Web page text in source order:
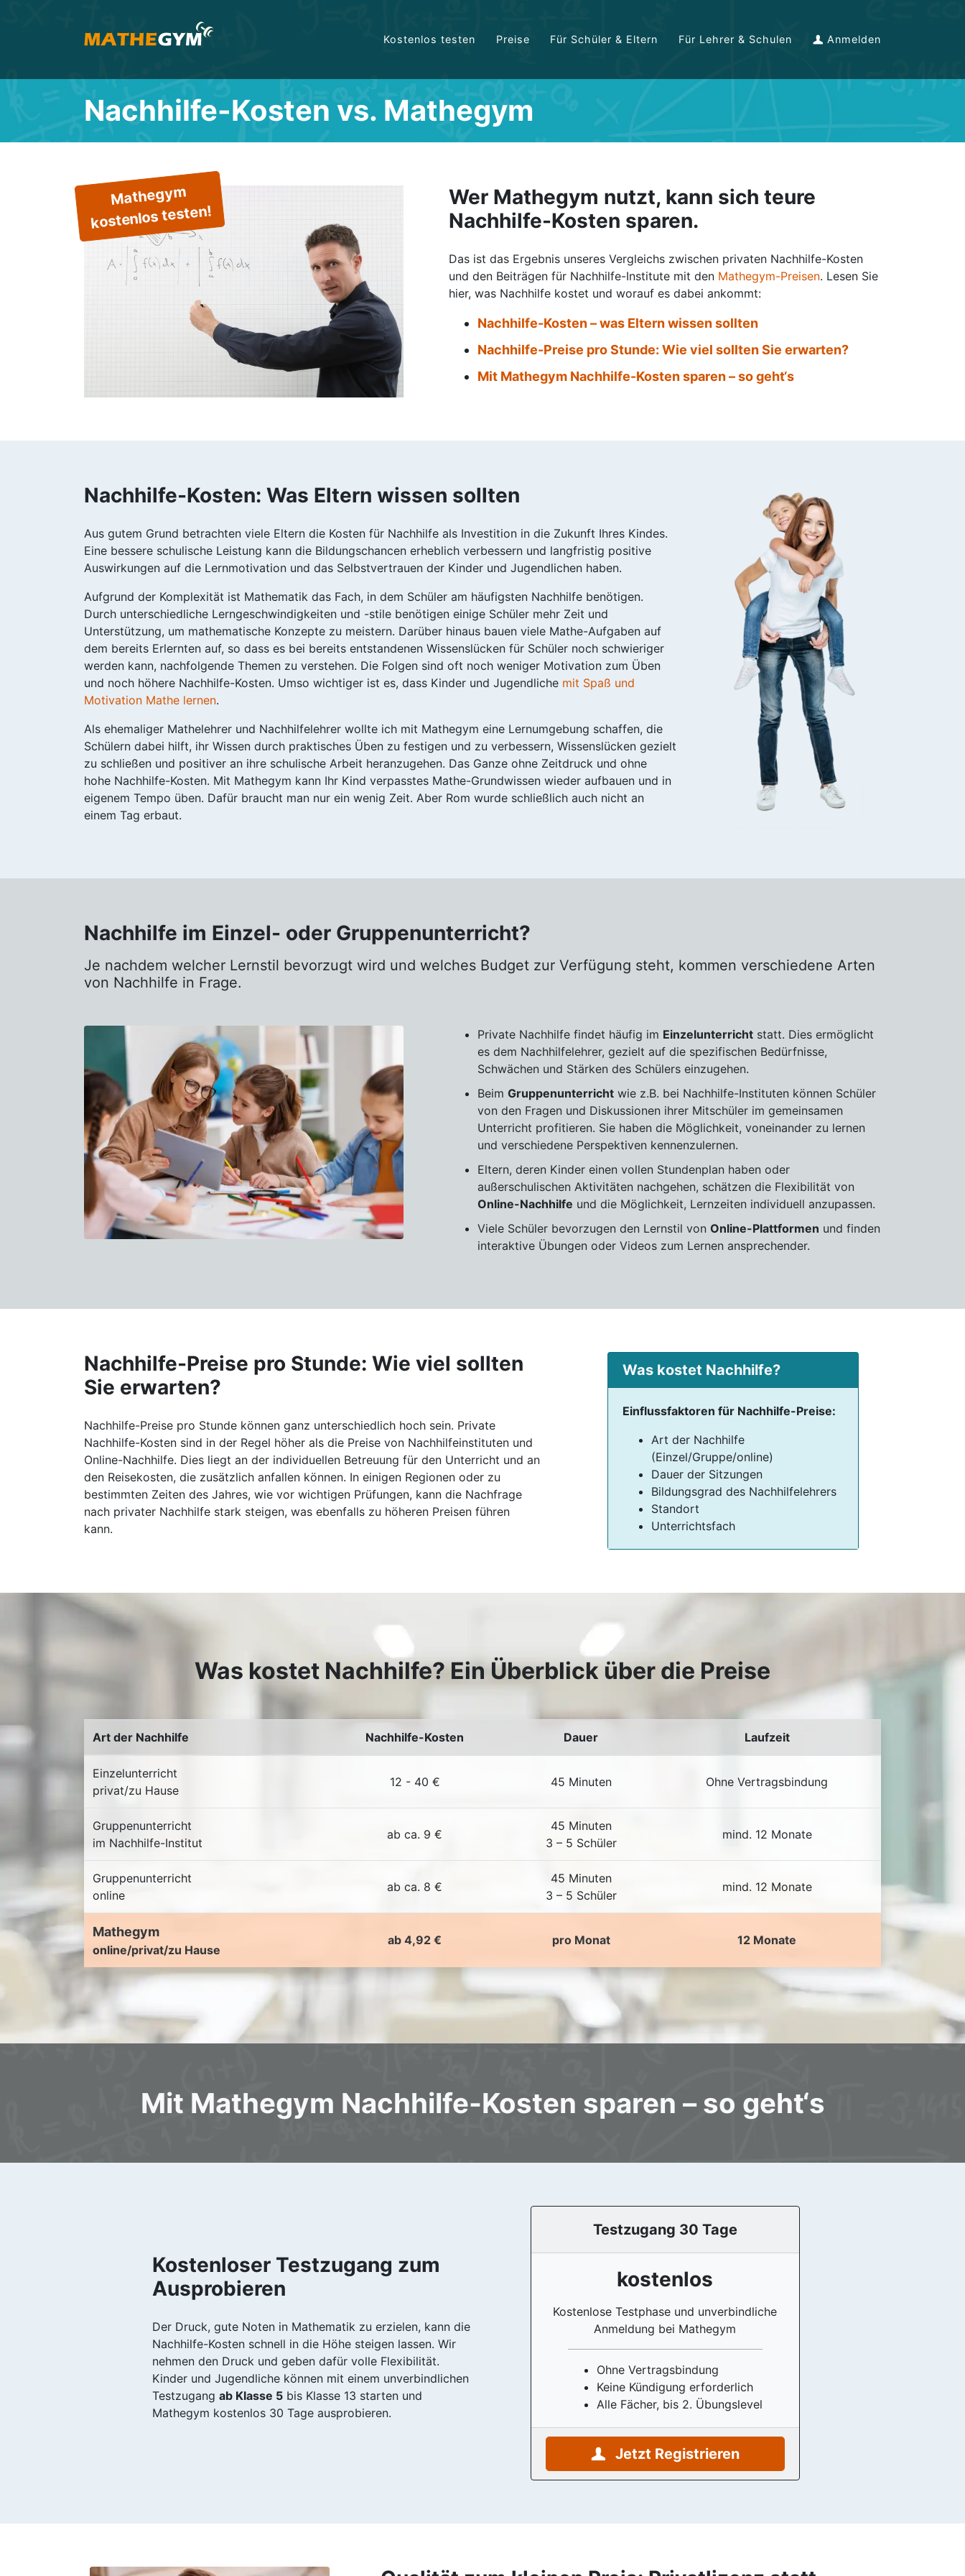
Kostenlos testen Preise Für Schüler & Eltern Für Lehrer & Schulen Anmelden
Nachhilfe-Kosten vs. Mathegym
Mathegym
kostenlos testen!
Wer Mathegym nutzt, kann sich teure
Nachhilfe-Kosten sparen.
Das ist das Ergebnis unseres Vergleichs zwischen privaten Nachhilfe-Kosten
und den Beiträgen für Nachhilfe-Institute mit den Mathegym-Preisen. Lesen Sie
hier, was Nachhilfe kostet und worauf es dabei ankommt:
Nachhilfe-Kosten – was Eltern wissen sollten
Nachhilfe-Preise pro Stunde: Wie viel sollten Sie erwarten?
Mit Mathegym Nachhilfe-Kosten sparen – so geht‘s
Nachhilfe-Kosten: Was Eltern wissen sollten
Aus gutem Grund betrachten viele Eltern die Kosten für Nachhilfe als Investition in die Zukunft Ihres Kindes.
Eine bessere schulische Leistung kann die Bildungschancen erheblich verbessern und langfristig positive
Auswirkungen auf die Lernmotivation und das Selbstvertrauen der Kinder und Jugendlichen haben.
Aufgrund der Komplexität ist Mathematik das Fach, in dem Schüler am häufigsten Nachhilfe benötigen.
Durch unterschiedliche Lerngeschwindigkeiten und -stile benötigen einige Schüler mehr Zeit und
Unterstützung, um mathematische Konzepte zu meistern. Darüber hinaus bauen viele Mathe-Aufgaben auf
dem bereits Erlernten auf, so dass es bei bereits entstandenen Wissenslücken für Schüler noch schwieriger
werden kann, nachfolgende Themen zu verstehen. Die Folgen sind oft noch weniger Motivation zum Üben
und noch höhere Nachhilfe-Kosten. Umso wichtiger ist es, dass Kinder und Jugendliche mit Spaß und
Motivation Mathe lernen.
Als ehemaliger Mathelehrer und Nachhilfelehrer wollte ich mit Mathegym eine Lernumgebung schaffen, die
Schülern dabei hilft, ihr Wissen durch praktisches Üben zu festigen und zu verbessern, Wissenslücken gezielt
zu schließen und positiver an ihre schulische Arbeit heranzugehen. Das Ganze ohne Zeitdruck und ohne
hohe Nachhilfe-Kosten. Mit Mathegym kann Ihr Kind verpasstes Mathe-Grundwissen wieder aufbauen und in
eigenem Tempo üben. Dafür braucht man nur ein wenig Zeit. Aber Rom wurde schließlich auch nicht an
einem Tag erbaut.
Nachhilfe im Einzel- oder Gruppenunterricht?
Je nachdem welcher Lernstil bevorzugt wird und welches Budget zur Verfügung steht, kommen verschiedene Arten
von Nachhilfe in Frage.
Private Nachhilfe findet häufig im Einzelunterricht statt. Dies ermöglicht
es dem Nachhilfelehrer, gezielt auf die spezifischen Bedürfnisse,
Schwächen und Stärken des Schülers einzugehen.
Beim Gruppenunterricht wie z.B. bei Nachhilfe-Instituten können Schüler
von den Fragen und Diskussionen ihrer Mitschüler im gemeinsamen
Unterricht profitieren. Sie haben die Möglichkeit, voneinander zu lernen
und verschiedene Perspektiven kennenzulernen.
Eltern, deren Kinder einen vollen Stundenplan haben oder
außerschulischen Aktivitäten nachgehen, schätzen die Flexibilität von
Online-Nachhilfe und die Möglichkeit, Lernzeiten individuell anzupassen.
Viele Schüler bevorzugen den Lernstil von Online-Plattformen und finden
interaktive Übungen oder Videos zum Lernen ansprechender.
Nachhilfe-Preise pro Stunde: Wie viel sollten
Sie erwarten?
Nachhilfe-Preise pro Stunde können ganz unterschiedlich hoch sein. Private
Nachhilfe-Kosten sind in der Regel höher als die Preise von Nachhilfeinstituten und
Online-Nachhilfe. Dies liegt an der individuellen Betreuung für den Unterricht und an
den Reisekosten, die zusätzlich anfallen können. In einigen Regionen oder zu
bestimmten Zeiten des Jahres, wie vor wichtigen Prüfungen, kann die Nachfrage
nach privater Nachhilfe stark steigen, was ebenfalls zu höheren Preisen führen
kann.
Was kostet Nachhilfe?
Einflussfaktoren für Nachhilfe-Preise:
Art der Nachhilfe
(Einzel/Gruppe/online)
Dauer der Sitzungen
Bildungsgrad des Nachhilfelehrers
Standort
Unterrichtsfach
Was kostet Nachhilfe? Ein Überblick über die Preise
Art der Nachhilfe Nachhilfe-Kosten Dauer Laufzeit
Einzelunterricht
privat/zu Hause
12 - 40 € 45 Minuten Ohne Vertragsbindung
Gruppenunterricht
im Nachhilfe-Institut
ab ca. 9 €
45 Minuten
3 – 5 Schüler
mind. 12 Monate
Gruppenunterricht
online
ab ca. 8 €
45 Minuten
3 – 5 Schüler
mind. 12 Monate
Mathegym
online/privat/zu Hause
ab 4,92 € pro Monat 12 Monate
Mit Mathegym Nachhilfe-Kosten sparen – so geht‘s
Kostenloser Testzugang zum
Ausprobieren
Der Druck, gute Noten in Mathematik zu erzielen, kann die
Nachhilfe-Kosten schnell in die Höhe steigen lassen. Wir
nehmen den Druck und geben dafür volle Flexibilität.
Kinder und Jugendliche können mit einem unverbindlichen
Testzugang ab Klasse 5 bis Klasse 13 starten und
Mathegym kostenlos 30 Tage ausprobieren.
Testzugang 30 Tage
kostenlos
Kostenlose Testphase und unverbindliche
Anmeldung bei Mathegym
Ohne Vertragsbindung
Keine Kündigung erforderlich
Alle Fächer, bis 2. Übungslevel
Jetzt Registrieren